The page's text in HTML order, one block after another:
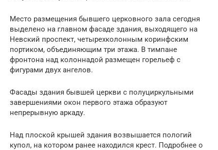
Место размещения бывшего церковного зала сегодня
выделено на главном фасаде здания, выходящего на
Невский проспект, четырехколонным коринфским
портиком, объединяющим три этажа. В тимпане
фронтона над колоннадой размещен горельеф с
фигурами двух ангелов.
Фасады здания бывшей церкви с полуциркульными
завершениями окон первого этажа образуют
непрерывную аркаду.
Над плоской крышей здания возвышается пологий
купол, на котором ранее находился крест. Подробнее о